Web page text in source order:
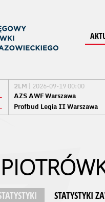
2LM | 2026-09-19 00:00
AZS AWF Warszawa
Profbud Legia II Warszawa
STATYSTYKI